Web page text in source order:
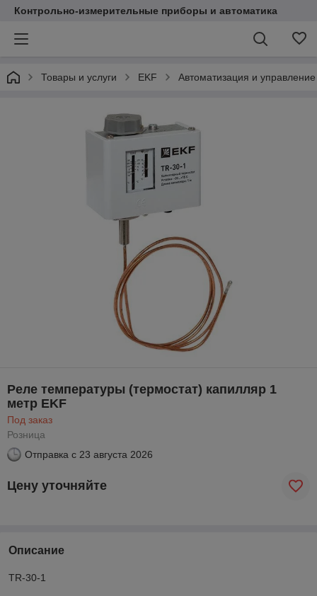
Контрольно-измерительные приборы и автоматика
Товары и услуги EKF Автоматизация и
Реле температуры (термостат) капилляр 1
метр EKF
Под заказ
Розница
Отправка с 23 августа 2026
Цену уточняйте
Описание
TR-30-1